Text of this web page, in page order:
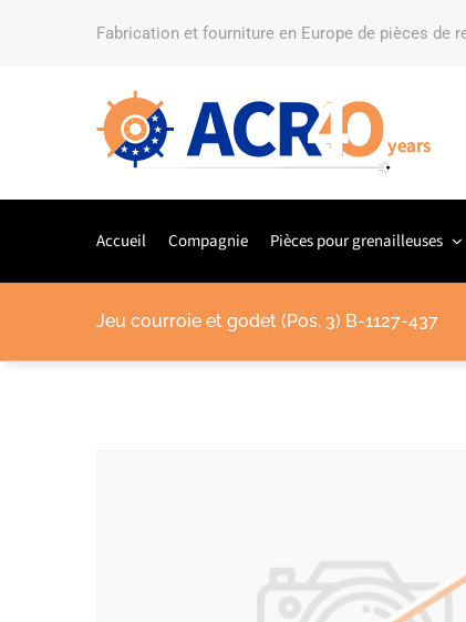
Fabrication et fourniture en Europe de pièces de
Accueil Compagnie Pièces pour grenailleuses
Jeu courroie et godet (Pos. 3) B-1127-437